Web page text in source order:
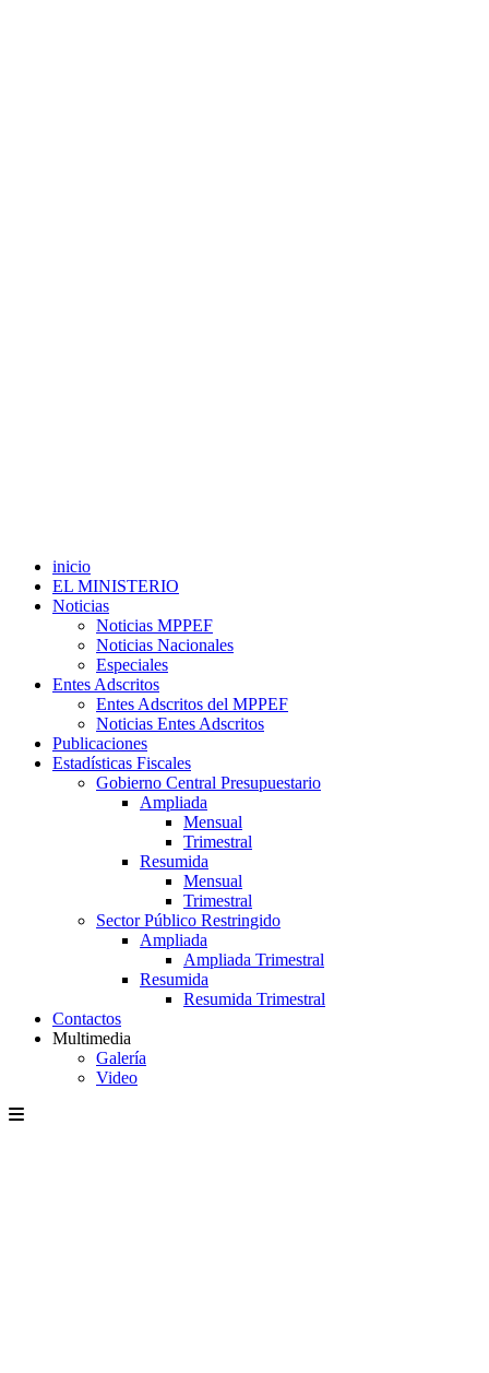
inicio
EL MINISTERIO
Noticias
Noticias MPPEF
Noticias Nacionales
Especiales
Entes Adscritos
Entes Adscritos del MPPEF
Noticias Entes Adscritos
Publicaciones
Estadísticas Fiscales
Gobierno Central Presupuestario
Ampliada
Mensual
Trimestral
Resumida
Mensual
Trimestral
Sector Público Restringido
Ampliada
Ampliada Trimestral
Resumida
Resumida Trimestral
Contactos
Multimedia
Galería
Video